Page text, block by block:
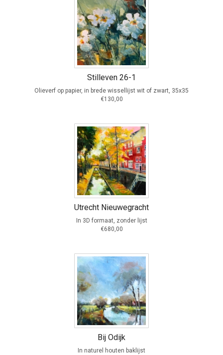
Stilleven 26-1
Olieverf op papier, in brede wissellijst wit of zwart, 35x35
€130,00
Utrecht Nieuwegracht
In 3D formaat, zonder lijst
€680,00
Bij Odijk
In naturel houten baklijst